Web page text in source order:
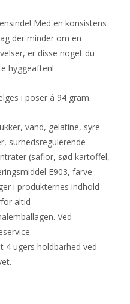
Med en konsistens
der minder om en
er disse noget du
hyggeaften!
i poser á 94 gram.
vand, gelatine, syre
surhedsregulerende
(saflor, sød kartoffel,
E903, farve
i produkternes indhold
altid
Ved
4 ugers holdbarhed ved